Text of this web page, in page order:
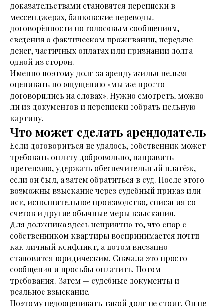
доказательствами становятся переписки в
мессенджерах, банковские переводы,
договорённости по голосовым сообщениям,
сведения о фактическом проживании, передаче
денег, частичных оплатах или признании долга
одной из сторон.
Именно поэтому долг за аренду жилья нельзя
оценивать по ощущению «мы же просто
договорились на словах». Нужно смотреть, можно
ли из документов и переписки собрать цельную
картину.
Что может сделать арендодатель
Если договориться не удалось, собственник может
требовать оплату добровольно, направить
претензию, удержать обеспечительный платёж,
если он был, а затем обратиться в суд. После этого
возможны взыскание через судебный приказ или
иск, исполнительное производство, списания со
счетов и другие обычные меры взыскания.
Для должника здесь неприятно то, что спор с
собственником квартиры воспринимается почти
как личный конфликт, а потом внезапно
становится юридическим. Сначала это просто
сообщения и просьбы оплатить. Потом —
требования. Затем — судебные документы и
реальное взыскание.
Поэтому недооценивать такой долг не стоит. Он не